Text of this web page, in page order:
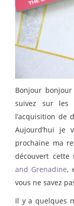
Bonjour
suivez sur les
l’acquisition de
Aujourd’hui je
prochaine ma
découvert cette
and Grenadine,
vous ne savez
Il y a quelques